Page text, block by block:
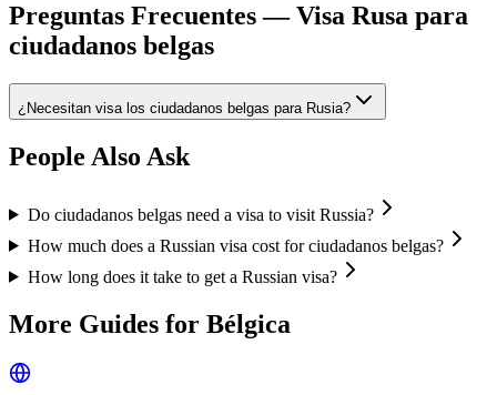
Preguntas Frecuentes — Visa Rusa para
ciudadanos belgas
¿Necesitan visa los ciudadanos belgas para Rusia?
People Also Ask
Do ciudadanos belgas need a visa to visit Russia?
How much does a Russian visa cost for ciudadanos belgas?
How long does it take to get a Russian visa?
More Guides for Bélgica